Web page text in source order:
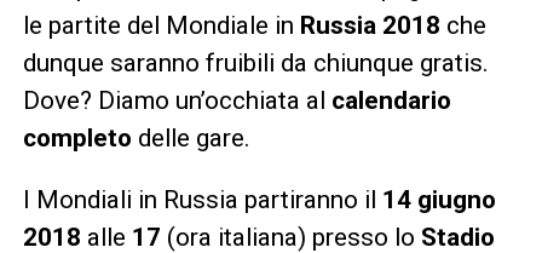
le partite del Mondiale in Russia 2018 che
dunque saranno fruibili da chiunque gratis.
Dove? Diamo un’occhiata al calendario
completo delle gare.
I Mondiali in Russia partiranno il 14 giugno
2018 alle 17 (ora italiana) presso lo Stadio